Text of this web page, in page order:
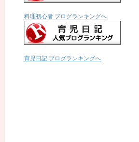
料理初心者 ブログランキングへ
育児日記 ブログランキングへ